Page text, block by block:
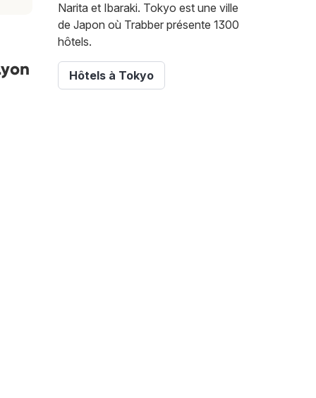
Narita et Ibaraki. Tokyo est une ville
de Japon où Trabber présente 1300
hôtels.
Hôtels à Tokyo